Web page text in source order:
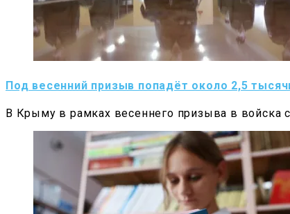
Под весенний призыв попадёт около 2,5
В Крыму в рамках весеннего призыва в войска